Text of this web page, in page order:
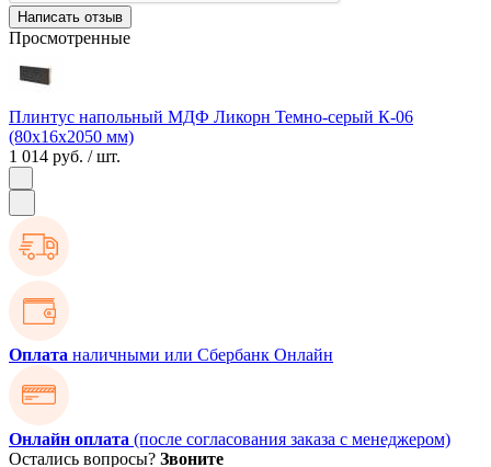
Написать отзыв
Просмотренные
Плинтус напольный МДФ Ликорн Темно-серый К-06
(80х16х2050 мм)
1 014 руб. / шт.
Оплата наличными или Сбербанк Онлайн
Онлайн оплата (после согласования заказа с менеджером)
Остались вопросы? Звоните